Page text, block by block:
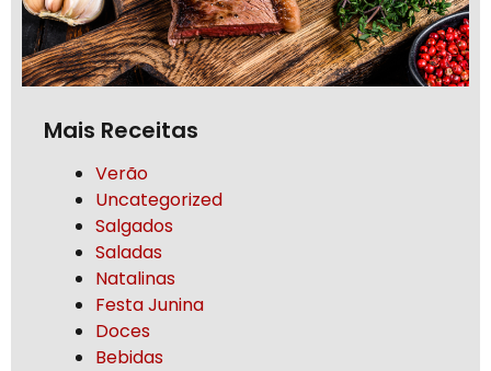
Mais Receitas
Verão
Uncategorized
Salgados
Saladas
Natalinas
Festa Junina
Doces
Bebidas